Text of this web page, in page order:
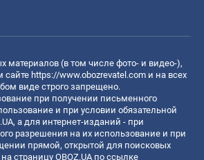
материалов (в том числе фото- и видео-),
сайте https://www.obozrevatel.com и на всех
виде строго запрещено.
при получении письменного
и при условии обязательной
а для интернет-изданий - при
разрешения на их использование и при
прямой, открытой для поисковых
страницу OBOZ.UA по ссылке